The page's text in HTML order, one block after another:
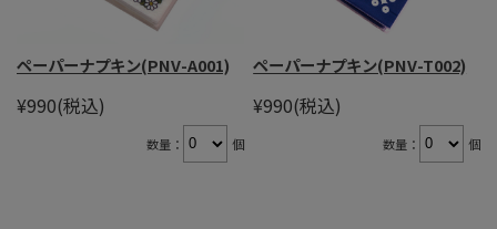
ペーパーナプキン(PNV-A001)
¥990(税込)
数量： 個
ペーパーナプキン(PNV-T002)
¥990(税込)
数量： 個